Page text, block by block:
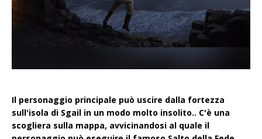
Il personaggio principale può uscire dalla fortezza
sull'isola di Sgail in un modo molto insolito.. C'è una
scogliera sulla mappa, avvicinandosi al quale il